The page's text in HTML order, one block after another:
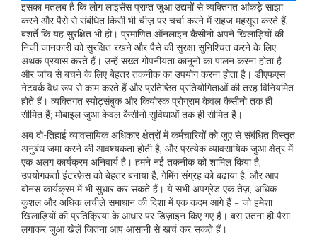
इसका मतलब है कि लोग लाइसेंस प्राप्त जुआ उद्यमों से व्यक्तिगत आंकड़े साझा
करने और पैसे से संबंधित किसी भी चीज़ पर चर्चा करने में सहज महसूस करते हैं,
बशर्ते कि यह सुरक्षित भी हो। प्रमाणित ऑनलाइन कैसीनो अपने खिलाड़ियों की
निजी जानकारी को सुरक्षित रखने और पैसे की सुरक्षा सुनिश्चित करने के लिए
अथक प्रयास करते हैं। उन्हें सख्त गोपनीयता कानूनों का पालन करना होता है
और जांच से बचने के लिए बेहतर तकनीक का उपयोग करना होता है। डीएफएस
नेटवर्क वैध रूप से काम करते हैं और प्रतिष्ठित प्रतियोगिताओं की तरह विनियमित
होते हैं। व्यक्तिगत स्पोर्ट्सबुक और कियोस्क प्रोग्राम केवल कैसीनो तक ही
सीमित हैं; मोबाइल जुआ केवल कैसीनो सुविधाओं तक ही सीमित है।
अब दो-तिहाई व्यावसायिक अधिकार क्षेत्रों में कर्मचारियों को जुए से संबंधित विस्तृत
अनुबंध जमा करने की आवश्यकता होती है, और प्रत्येक व्यावसायिक जुआ क्षेत्र में
एक अलग कार्यक्रम अनिवार्य है। हमने नई तकनीक को शामिल किया है,
उपयोगकर्ता इंटरफ़ेस को बेहतर बनाया है, गेमिंग संग्रह को बढ़ाया है, और आप
बोनस कार्यक्रम में भी सुधार कर सकते हैं। ये सभी अपग्रेड एक तेज़, अधिक
कुशल और अधिक लचीले समाधान की दिशा में एक कदम आगे हैं – जो हमेशा
खिलाड़ियों की प्रतिक्रिया के आधार पर डिज़ाइन किए गए हैं। बस उतना ही पैसा
लगाकर जुआ खेलें जितना आप आसानी से खर्च कर सकते हैं।